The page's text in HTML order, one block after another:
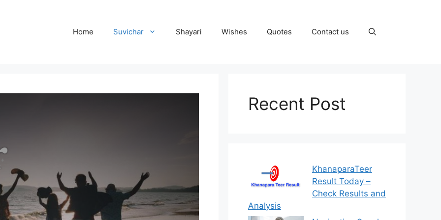
Home Suvichar Shayari Wishes Quotes Contact us
Recent Post
KhanaparaTeer
Result Today –
Check Results and
Analysis